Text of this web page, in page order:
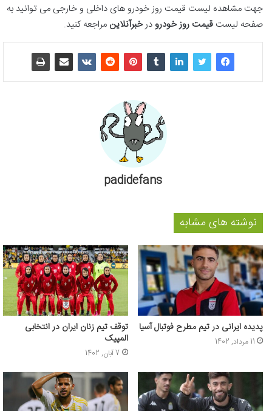
جهت مشاهده لیست قیمت روز خودرو های داخلی و خارجی می توانید به
صفحه لیست قیمت روز خودرو درخبرآنلاین مراجعه کنید.
padidefans
نوشته های مشابه
پدیده ایرانی در تیم مطرح فوتبال آسیا
11 مرداد, 1402
توقف تیم زنان ایران در انتخابی
المپیک
7 آبان, 1402